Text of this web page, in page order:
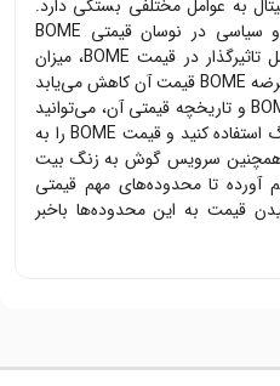
به عوامل مختلفی بستگی دارد.
و سیاسی در نوسان قیمتی BOME
تاثیرگذار در قیمت BOME، میزان
BOMEقیمت آن کاهش می‌یابد
و تاریخچه قیمتی آن، می‌توانید
کنید و قیمت BOME را به
همچنین سرویس گوش به زنگ بیت
آورده تا محدوده‌های مهم قیمتی
قیمت به این محدوده‌ها باخبر